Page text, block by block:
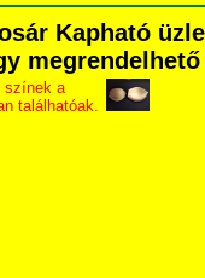
Kapható
színek a
találhatóak.